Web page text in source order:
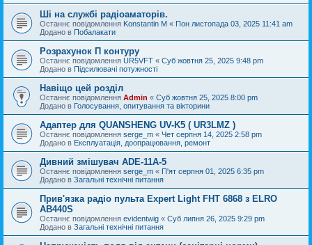
Ші на службі радіоаматорів.
Останнє повідомлення Konstantin M « Пон листопада 03, 2025 11:41 am
Додано в Побалакати
Розрахунок П контуру
Останнє повідомлення UR5VFT « Суб жовтня 25, 2025 9:48 pm
Додано в Підсилювачі потужності
Навіщо цей розділ
Останнє повідомлення Admin « Суб жовтня 25, 2025 8:00 pm
Додано в Голосування, опитування та вікторини
Адаптер для QUANSHENG UV-K5 ( UR3LMZ )
Останнє повідомлення serge_m « Чет серпня 14, 2025 2:58 pm
Додано в Експлуатація, доопрацювання, ремонт
Дивний змішувач ADE-11A-5
Останнє повідомлення serge_m « П'ят серпня 01, 2025 6:35 pm
Додано в Загальні технічні питання
Прив'язка радіо пульта Expert Light FHT 6868 з ELRO
AB440S
Останнє повідомлення evidentwig « Суб липня 26, 2025 9:29 pm
Додано в Загальні технічні питання